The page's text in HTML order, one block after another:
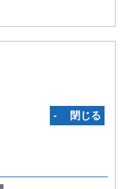
‐ 閉じる